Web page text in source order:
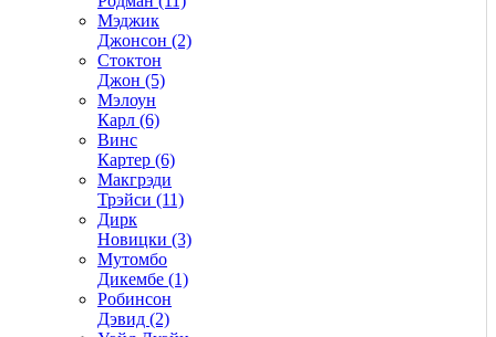
Мэджик
Джонсон (2)
Стоктон
Джон (5)
Мэлоун
Карл (6)
Винс
Картер (6)
Макгрэди
Трэйси (11)
Дирк
Новицки (3)
Мутомбо
Дикембе (1)
Робинсон
Дэвид (2)